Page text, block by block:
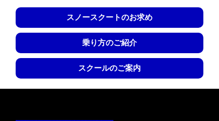
スノースクートのお求め
乗り方のご紹介
スクールのご案内